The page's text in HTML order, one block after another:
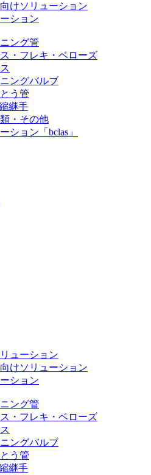
けソリューション
ション
ング管
・フレキ・ベローズ
ングバルブ
う管
継手
・その他
ション「bclas」
ューション
けソリューション
ション
ング管
・フレキ・ベローズ
ングバルブ
う管
継手